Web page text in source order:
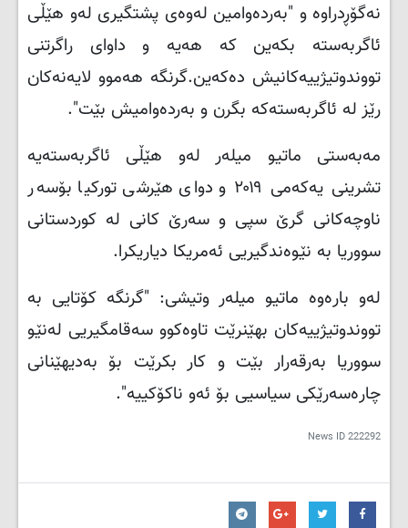
نەگۆڕدراوە و "بەردەوامین لەوەی پشتگیری لەو هێڵی
ئاگربەستە بکەین کە هەیە و داوای راگرتنی
تووندوتیژییەکانیش دەکەین.گرنگە هەموو لایەنەکان
رێز لە ئاگربەستەکە بگرن و بەردەوامیش بێت".
مەبەستی ماتیو میلەر لەو هێڵی ئاگربەستەیە
تشرینی یەکەمی ۲۰۱۹ و دوای هێرشی تورکیا بۆسەر
ناوچەکانی گرێ سپی و سەرێ کانی لە کوردستانی
سووریا بە نێوەندگیریی ئەمریکا دیاریکرا.
لەو بارەوە ماتیو میلەر وتیشی: "گرنگە کۆتایی بە
تووندوتیژییەکان بهێنرێت تاوەکوو سەقامگیریی لەنێو
سووریا بەرقەرار بێت و کار بکرێت بۆ بەدیهێنانی
چارەسەرێکی سیاسیی بۆ ئەو ناکۆکییە".
News ID222292